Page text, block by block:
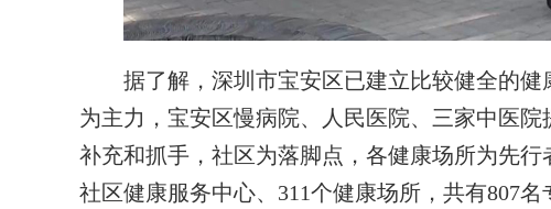
据了解，深圳市宝安区已建立比较健全的健
为主力，宝安区慢病院、人民医院、三家中医
补充和抓手，社区为落脚点，各健康场所为先
社区健康服务中心、311个健康场所，共有807